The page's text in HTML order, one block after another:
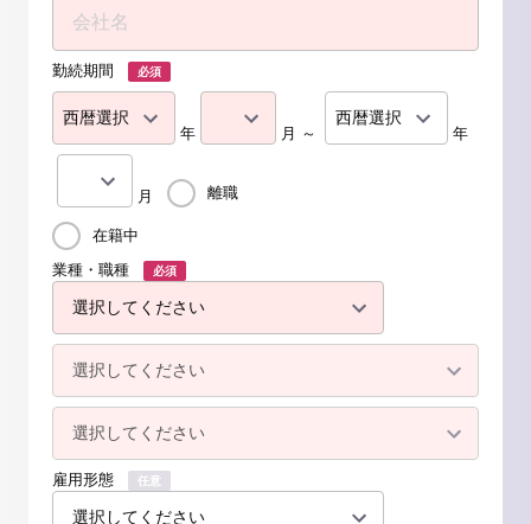
勤続期間 必須
年 月 ～ 年
月 離職
在籍中
業種・職種
必須
雇用形態 任意